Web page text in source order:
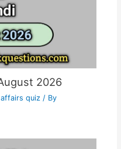
2026
quiz/ By